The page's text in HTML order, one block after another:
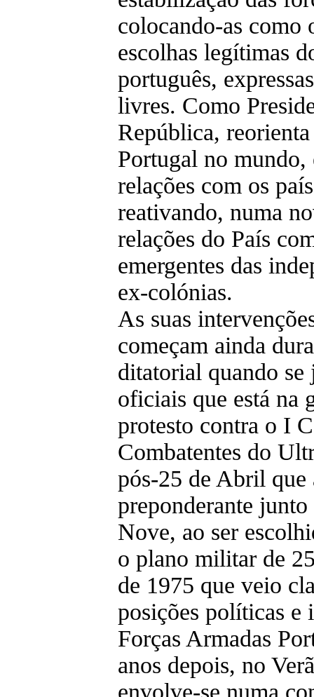
colocando-as como
escolhas legítimas
português,
livres. Como
República,
Portugal no mundo,
relações com os
reativando, numa
relações do País
emergentes das
ex-colónias.
As suas
começam ainda
ditatorial quando se
oficiais que está na
protesto contra o I
Combatentes do
pós-25 de Abril que
preponderante
Nove, ao ser
o plano militar de
de 1975 que veio
posições políticas e
Forças Armadas
anos depois, no
envolve-se numa